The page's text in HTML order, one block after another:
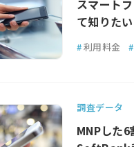
スマート
て知りた
#利用料金 #
調査データ
MNPした